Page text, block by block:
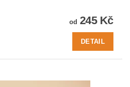
od 245 Kč
DETAIL